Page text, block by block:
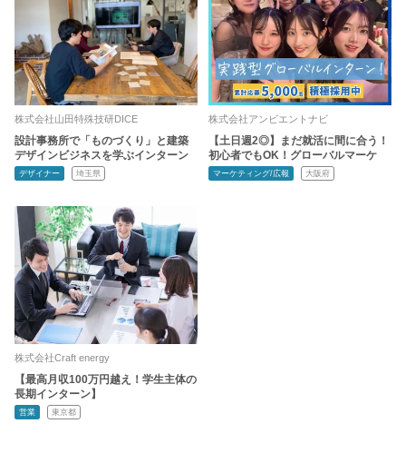
株式会社山田特殊技研DICE
設計事務所で「ものづくり」と建築
デザインビジネスを学ぶインターン
デザイナー 埼玉県
株式会社アンビエントナビ
【土日週2◎】まだ就活に間に合う！
初心者でもOK！グローバルマーケ
マーケティング/広報 大阪府
株式会社Craft energy
【最高月収100万円越え！学生主体の
長期インターン】
営業 東京都